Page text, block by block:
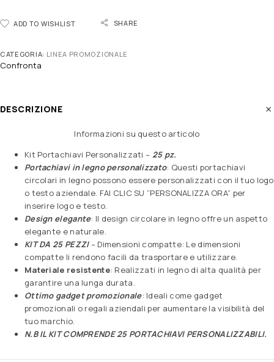
ADD TO WISHLIST SHARE
CATEGORIA: LINEA PROMOZIONALE
Confronta
DESCRIZIONE
Informazioni su questo articolo
Kit Portachiavi Personalizzati – 25 pz.
Portachiavi in legno personalizzato: Questi portachiavi
circolari in legno possono essere personalizzati con il tuo logo
o testo aziendale. FAI CLIC SU ”PERSONALIZZA ORA” per
inserire logo e testo.
Design elegante: Il design circolare in legno offre un aspetto
elegante e naturale.
KIT DA 25 PEZZI– Dimensioni compatte: Le dimensioni
compatte li rendono facili da trasportare e utilizzare.
Materiale resistente: Realizzati in legno di alta qualità per
garantire una lunga durata.
Ottimo gadget promozionale: Ideali come gadget
promozionali o regali aziendali per aumentare la visibilità del
tuo marchio.
N.B IL KIT COMPRENDE 25 PORTACHIAVI PERSONALIZZABILI.